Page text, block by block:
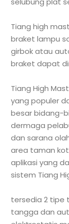
Tiang high
braket lampu
girbok atau
braket dapat
Tiang High
yang populer
besar bidang-
dermaga
dan sarana
area taman
aplikasi yang
sistem Tiang
tersedia 2 tipe
tangga dan